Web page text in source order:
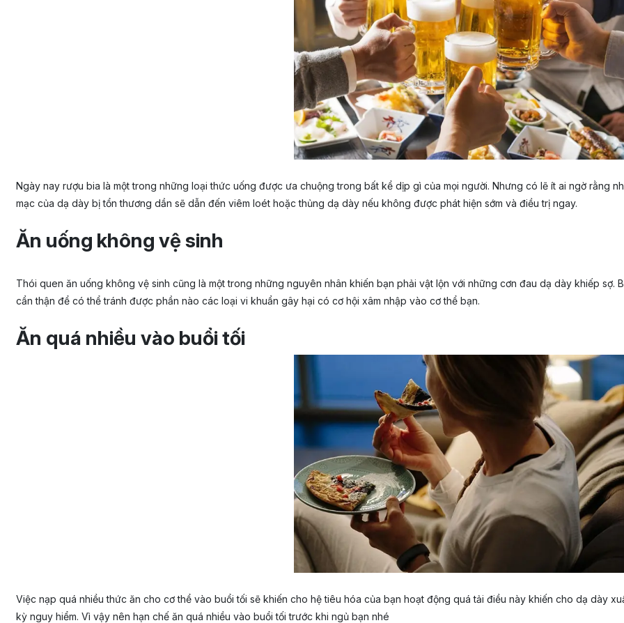
Ngày nay rượu bia là một trong những loại thức uống được ưa chuộng trong bất kể dịp gì của mọi người. Nhưng có lẽ ít ai ngờ rằng
mạc của dạ dày bị tổn thương dần sẽ dẫn đến viêm loét hoặc thủng dạ dày nếu không được phát hiện sớm và điều trị ngay.
Ăn uống không vệ sinh
Thói quen ăn uống không vệ sinh cũng là một trong những nguyên nhân khiến bạn phải vật lộn với những cơn đau dạ dày khiếp sợ.
cẩn thận để có thể tránh được phần nào các loại vi khuẩn gây hại có cơ hội xâm nhập vào cơ thể bạn.
Ăn quá nhiều vào buổi tối
Việc nạp quá nhiều thức ăn cho cơ thể vào buổi tối sẽ khiến cho hệ tiêu hóa của bạn hoạt động quá tải điều này khiến cho dạ dày
kỳ nguy hiểm. Vì vậy nên hạn chế ăn quá nhiều vào buổi tối trước khi ngủ bạn nhé